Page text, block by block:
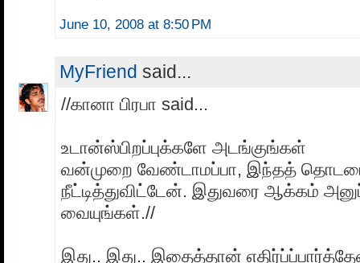
June 10, 2008 at 8:50 PM
MyFriend said...
//கானா பிரபா said...
உடான்ஸ்பிறப்புக்களே அடங்குங்கள்
வன்முறை வேண்டாமப்பா, இந்தத்
நீட்டித்துவிட்டேன். இதுவரை ஆக்கம்
வையுங்கள்.//
இது.. இது.. இதைத்தான்